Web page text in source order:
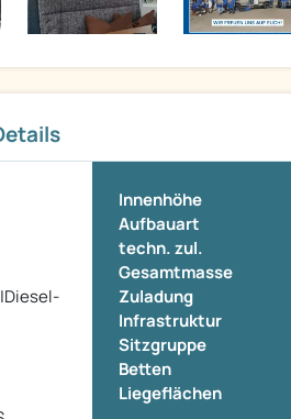
Innenhöhe
Aufbauart
techn. zul.
Gesamtmasse
Zuladung
Infrastruktur
Sitzgruppe
Betten
Liegeflächen